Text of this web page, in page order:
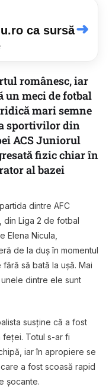
ca sursă➜
românesc, iar
un meci de fotbal
mari semne
sportivilor din
ACS Juniorul
fizic chiar în
al bazei
dintre AFC
din Liga 2 de fotbal
Elena Nicula,
de la duș în momentul
să bată la ușă. Mai
dintre ele sunt
susține că a fost
feței. Totul s-ar fi
iar în apropiere se
a fost scoasă rapid
șocante.